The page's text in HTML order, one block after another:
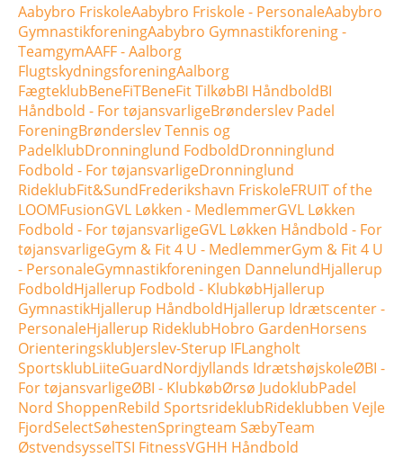
Aabybro FriskoleAabybro Friskole - PersonaleAabybro
GymnastikforeningAabybro Gymnastikforening -
TeamgymAAFF - Aalborg
FlugtskydningsforeningAalborg
FægteklubBeneFiTBeneFit TilkøbBI HåndboldBI
Håndbold - For tøjansvarligeBrønderslev Padel
ForeningBrønderslev Tennis og
PadelklubDronninglund FodboldDronninglund
Fodbold - For tøjansvarligeDronninglund
RideklubFit&SundFrederikshavn FriskoleFRUIT of the
LOOMFusionGVL Løkken - MedlemmerGVL Løkken
Fodbold - For tøjansvarligeGVL Løkken Håndbold - For
tøjansvarligeGym & Fit 4 U - MedlemmerGym & Fit 4 U
- PersonaleGymnastikforeningen DannelundHjallerup
FodboldHjallerup Fodbold - KlubkøbHjallerup
GymnastikHjallerup HåndboldHjallerup Idrætscenter -
PersonaleHjallerup RideklubHobro GardenHorsens
OrienteringsklubJerslev-Sterup IFLangholt
SportsklubLiiteGuardNordjyllands IdrætshøjskoleØBI -
For tøjansvarligeØBI - KlubkøbØrsø JudoklubPadel
Nord ShoppenRebild SportsrideklubRideklubben Vejle
FjordSelectSøhestenSpringteam SæbyTeam
ØstvendsysselTSI FitnessVGHH Håndbold